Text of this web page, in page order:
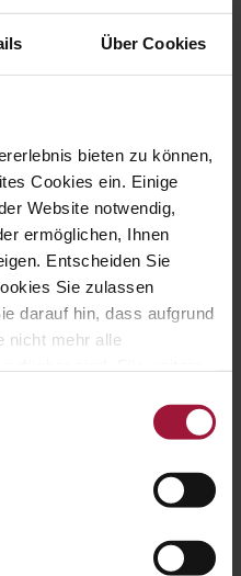
Über Cookies
bieten zu können,
Cookies ein. Einige
Website notwendig,
ermöglichen, Ihnen
Entscheiden Sie
Sie zulassen
darauf hin, dass aufgrund
nicht mehr alle
Policy.
Erkrankung
die Pink
direkten